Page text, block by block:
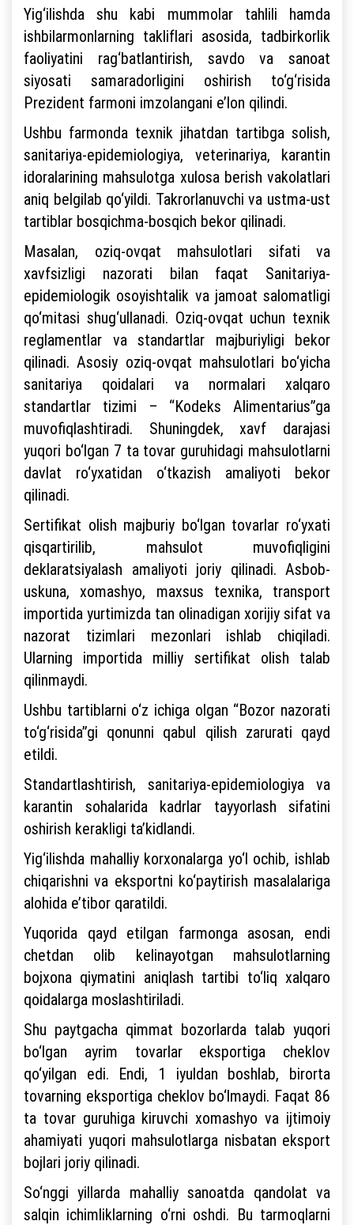
Yig‘ilishda shu kabi mummolar tahlili hamda
ishbilarmonlarning takliflari asosida, tadbirkorlik
faoliyatini rag‘batlantirish, savdo va sanoat
siyosati samaradorligini oshirish to‘g‘risida
Prezident farmoni imzolangani e’lon qilindi.
Ushbu farmonda texnik jihatdan tartibga solish,
sanitariya-epidemiologiya, veterinariya, karantin
idoralarining mahsulotga xulosa berish vakolatlari
aniq belgilab qo‘yildi. Takrorlanuvchi va ustma-ust
tartiblar bosqichma-bosqich bekor qilinadi.
Masalan, oziq-ovqat mahsulotlari sifati va
xavfsizligi nazorati bilan faqat Sanitariya-
epidemiologik osoyishtalik va jamoat salomatligi
qo‘mitasi shug‘ullanadi. Oziq-ovqat uchun texnik
reglamentlar va standartlar majburiyligi bekor
qilinadi. Asosiy oziq-ovqat mahsulotlari bo‘yicha
sanitariya qoidalari va normalari xalqaro
standartlar tizimi – “Kodeks Alimentarius”ga
muvofiqlashtiradi. Shuningdek, xavf darajasi
yuqori bo‘lgan 7 ta tovar guruhidagi mahsulotlarni
davlat ro‘yxatidan o‘tkazish amaliyoti bekor
qilinadi.
Sertifikat olish majburiy bo‘lgan tovarlar ro‘yxati
qisqartirilib, mahsulot muvofiqligini
deklaratsiyalash amaliyoti joriy qilinadi. Asbob-
uskuna, xomashyo, maxsus texnika, transport
importida yurtimizda tan olinadigan xorijiy sifat va
nazorat tizimlari mezonlari ishlab chiqiladi.
Ularning importida milliy sertifikat olish talab
qilinmaydi.
Ushbu tartiblarni o‘z ichiga olgan “Bozor nazorati
to‘g‘risida”gi qonunni qabul qilish zarurati qayd
etildi.
Standartlashtirish, sanitariya-epidemiologiya va
karantin sohalarida kadrlar tayyorlash sifatini
oshirish kerakligi ta’kidlandi.
Yig‘ilishda mahalliy korxonalarga yo‘l ochib, ishlab
chiqarishni va eksportni ko‘paytirish masalalariga
alohida e’tibor qaratildi.
Yuqorida qayd etilgan farmonga asosan, endi
chetdan olib kelinayotgan mahsulotlarning
bojxona qiymatini aniqlash tartibi to‘liq xalqaro
qoidalarga moslashtiriladi.
Shu paytgacha qimmat bozorlarda talab yuqori
bo‘lgan ayrim tovarlar eksportiga cheklov
qo‘yilgan edi. Endi, 1 iyuldan boshlab, birorta
tovarning eksportiga cheklov bo‘lmaydi. Faqat 86
ta tovar guruhiga kiruvchi xomashyo va ijtimoiy
ahamiyati yuqori mahsulotlarga nisbatan eksport
bojlari joriy qilinadi.
So‘nggi yillarda mahalliy sanoatda qandolat va
salqin ichimliklarning o‘rni oshdi. Bu tarmoqlarni